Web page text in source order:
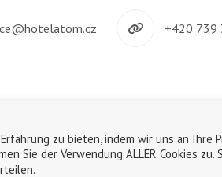
+420 739
zu bieten, indem wir uns an Ihre
Sie der Verwendung ALLER Cookies zu.
English Deutsch